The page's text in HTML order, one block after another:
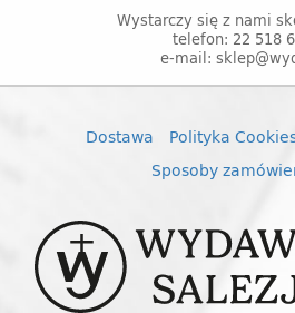
Wystarczy się z nami
telefon: 22 518
e-mail:
Dostawa Polityka
Sposoby